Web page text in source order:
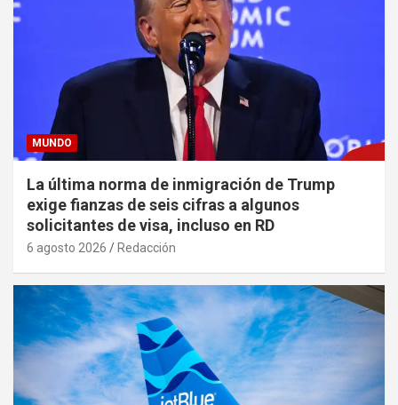
MUNDO
La última norma de inmigración de Trump
exige fianzas de seis cifras a algunos
solicitantes de visa, incluso en RD
6 agosto 2026 Redacción